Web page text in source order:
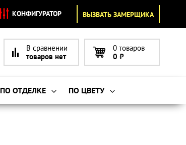
КОНФИГУРАТОР ВЫЗВАТЬ ЗАМЕРЩИКА
В сравнении
товаров нет
0 товаров
0 ₽
ПО ОТДЕЛКЕ ПО ЦВЕТУ